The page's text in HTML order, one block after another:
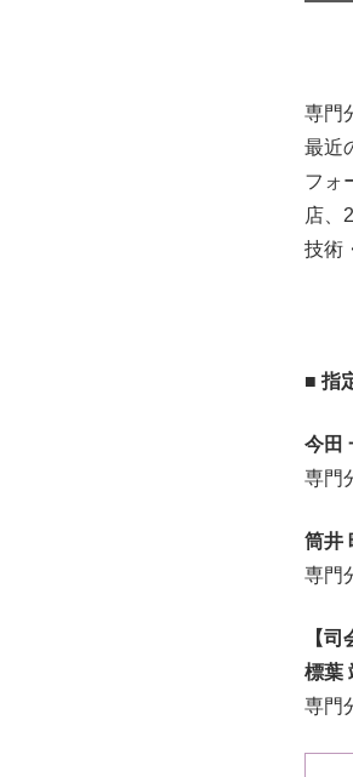
専門
最近
フォ
店、
技術
■ 指
今田
専門
筒井
専門
【司
標葉
専門